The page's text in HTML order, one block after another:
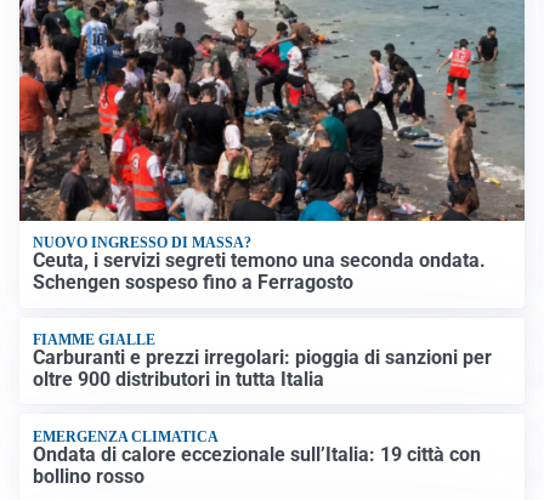
NUOVO INGRESSO DI MASSA?
Ceuta, i servizi segreti temono una seconda ondata.
Schengen sospeso fino a Ferragosto
FIAMME GIALLE
Carburanti e prezzi irregolari: pioggia di sanzioni per
oltre 900 distributori in tutta Italia
EMERGENZA CLIMATICA
Ondata di calore eccezionale sull’Italia: 19 città con
bollino rosso